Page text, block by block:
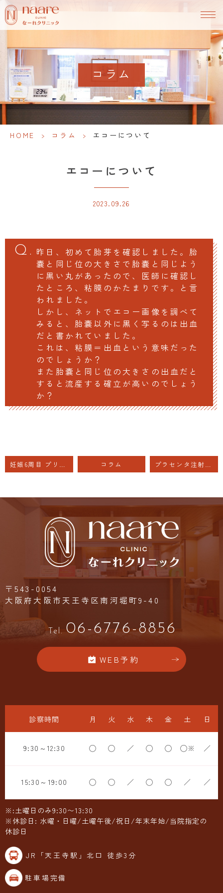
コラム
HOME > コラム > エコーについて
エコーについて
2023.09.26
昨日、初めて胎芽を確認しました。胎
嚢と同じ位の大きさで胎嚢と同じよう
に黒い丸があったので、医師に確認し
たところ、粘膜のかたまりです。と言
われました。
しかし、ネットでエコー画像を調べて
みると、胎嚢以外に黒く写るのは出血
だと書かれていました。
これは、粘膜＝出血という意味だった
のでしょうか？
また胎嚢と同じ位の大きさの出血だと
すると流産する確立が高いのでしょう
か？
妊娠6周目 プリンペランの点滴 コラム プラセンタ注射について
〒543-0054
大阪府大阪市天王寺区南河堀町9-40
Tel. 06-6776-8856
WEB予約
診察時間 月 火 水 木 金 土 日
9:30～12:30 ◯ ◯ ／ ◯ ◯ ◯※ ／
15:30～19:00 ◯ ◯ ／ ◯ ◯ ／ ／
※:土曜日のみ9:30〜13:30
※休診日: 水曜・日曜/土曜午後/祝日/年末年始/当院指定の
休診日
JR「天王寺駅」北口 徒歩3分
駐車場完備